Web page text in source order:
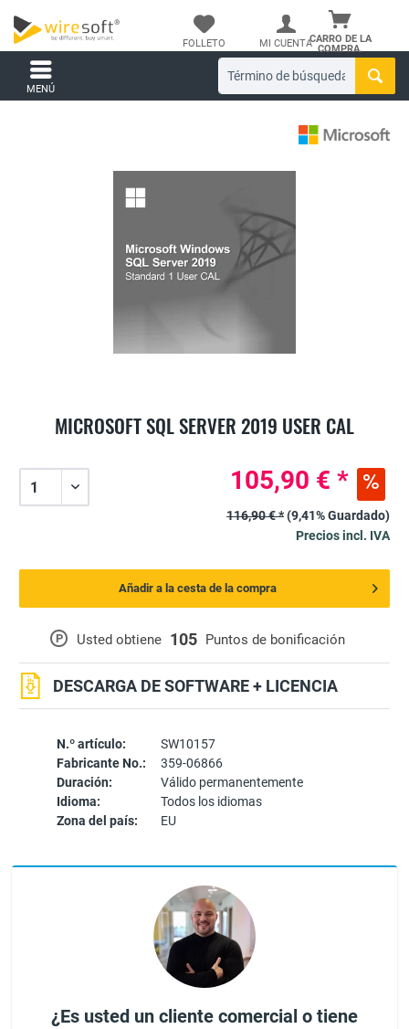
CARRO DE LA
COMPRA.
FOLLETO MI CUENTA
MENÚ
MICROSOFT SQL SERVER 2019 USER CAL
N.º artículo:
SW10157
Fabricante No.:
359-06866
Duración:
Válido permanentemente
Idioma:
Todos los idiomas
Zona del país:
EU
P Usted obtiene 105 Puntos de bonificación
DESCARGA DE SOFTWARE + LICENCIA
105,90 € *
116,90 € *(9,41% Guardado)
Precios incl. IVA
Añadir a la cesta de la compra
¿Es usted un cliente comercial o tiene